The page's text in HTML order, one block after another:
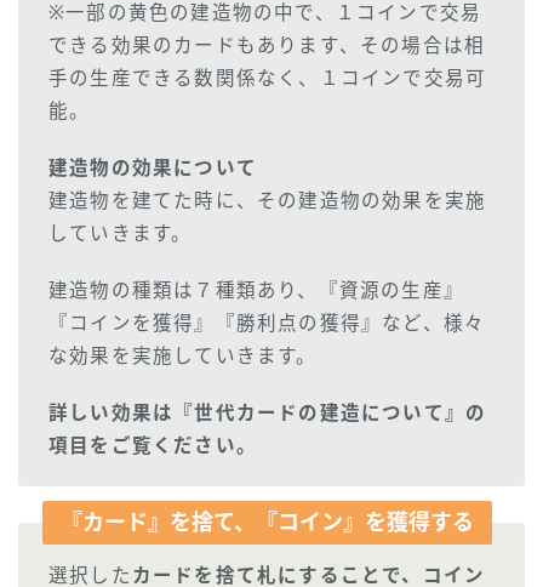
※一部の黄色の建造物の中で、１コインで交易
できる効果のカードもあります、その場合は相
手の生産できる数関係なく、１コインで交易可
能。
建造物の効果について
建造物を建てた時に、その建造物の効果を実施
していきます。
建造物の種類は７種類あり、『資源の生産』
『コインを獲得』『勝利点の獲得』など、様々
な効果を実施していきます。
詳しい効果は『世代カードの建造について』の
項目をご覧ください。
『カード』を捨て、『コイン』を獲得する
選択した カードを捨て札にすることで、コイン